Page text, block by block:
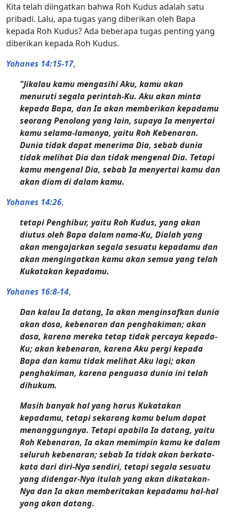
Kita telah diingatkan bahwa Roh Kudus adalah satu
pribadi. Lalu, apa tugas yang diberikan oleh Bapa
kepada Roh Kudus? Ada beberapa tugas penting yang
diberikan kepada Roh Kudus.
Yohanes 14:15-17,
"Jikalau kamu mengasihi Aku, kamu akan
menuruti segala perintah-Ku. Aku akan minta
kepada Bapa, dan Ia akan memberikan kepadamu
seorang Penolong yang lain, supaya Ia menyertai
kamu selama-lamanya, yaitu Roh Kebenaran.
Dunia tidak dapat menerima Dia, sebab dunia
tidak melihat Dia dan tidak mengenal Dia. Tetapi
kamu mengenal Dia, sebab Ia menyertai kamu dan
akan diam di dalam kamu.
Yohanes 14:26,
tetapi Penghibur, yaitu Roh Kudus, yang akan
diutus oleh Bapa dalam nama-Ku, Dialah yang
akan mengajarkan segala sesuatu kepadamu dan
akan mengingatkan kamu akan semua yang telah
Kukatakan kepadamu.
Yohanes 16:8-14,
Dan kalau Ia datang, Ia akan menginsafkan dunia
akan dosa, kebenaran dan penghakiman; akan
dosa, karena mereka tetap tidak percaya kepada-
Ku; akan kebenaran, karena Aku pergi kepada
Bapa dan kamu tidak melihat Aku lagi; akan
penghakiman, karena penguasa dunia ini telah
dihukum.
Masih banyak hal yang harus Kukatakan
kepadamu, tetapi sekarang kamu belum dapat
menanggungnya. Tetapi apabila Ia datang, yaitu
Roh Kebenaran, Ia akan memimpin kamu ke dalam
seluruh kebenaran; sebab Ia tidak akan berkata-
kata dari diri-Nya sendiri, tetapi segala sesuatu
yang didengar-Nya itulah yang akan dikatakan-
Nya dan Ia akan memberitakan kepadamu hal-hal
yang akan datang.